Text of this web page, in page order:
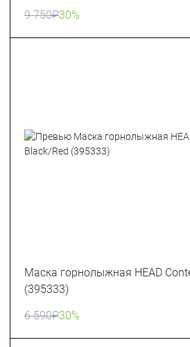
9 750₽30%
Маска горнолыжная HEAD
(395333)
6 590₽30%